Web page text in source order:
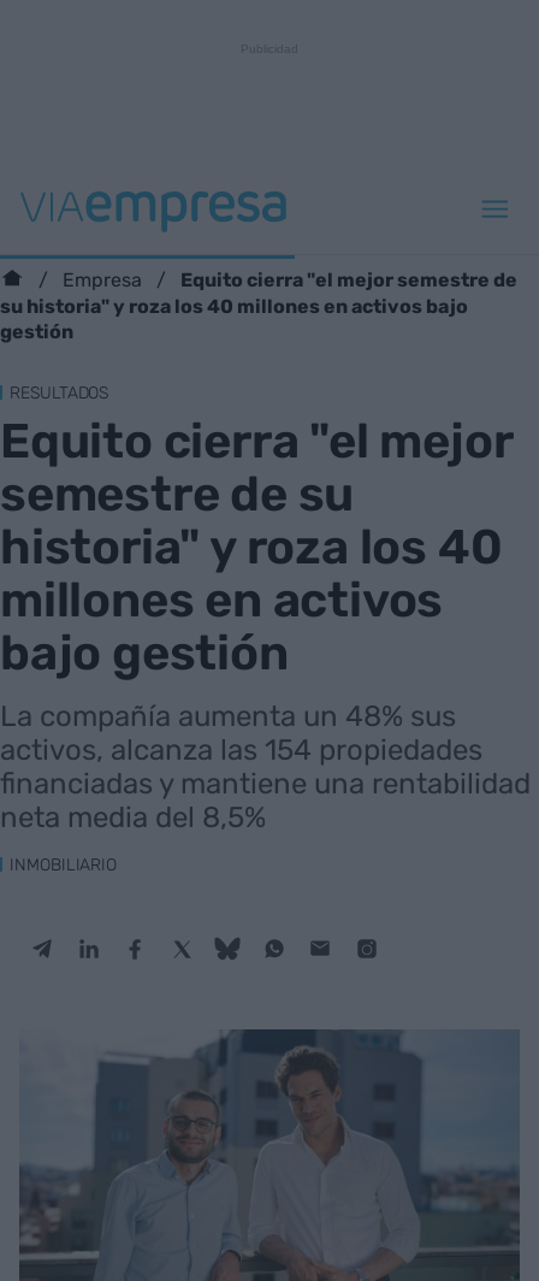
Empresa
Equito cierra "el mejor semestre de
su historia" y roza los 40 millones en activos bajo
gestión
RESULTADOS
Equito cierra "el mejor
semestre de su
historia" y roza los 40
millones en activos
bajo gestión
La compañía aumenta un 48% sus
activos, alcanza las 154 propiedades
financiadas y mantiene una rentabilidad
neta media del 8,5%
INMOBILIARIO